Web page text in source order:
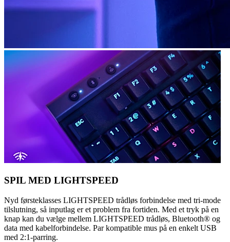
SPIL MED LIGHTSPEED
Nyd førsteklasses LIGHTSPEED trådløs forbindelse med tri-mode
tilslutning, så inputlag er et problem fra fortiden. Med et tryk på en
knap kan du vælge mellem LIGHTSPEED trådløs, Bluetooth® og
data med kabelforbindelse. Par kompatible mus på en enkelt USB
med 2:1-parring.